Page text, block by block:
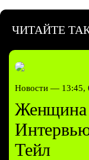
ЧИТАЙТЕ
Новости — 13:45,
Тейл